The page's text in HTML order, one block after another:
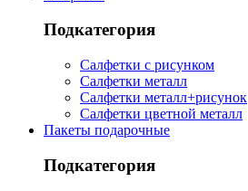
Подкатегория
Салфетки с рисунком
Салфетки металл
Салфетки металл+рисунок
Салфетки цветной металл
Пакеты подарочные
Подкатегория